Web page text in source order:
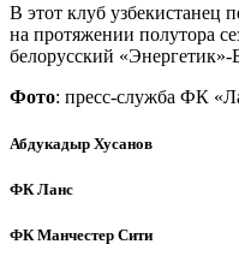
В этот клуб узбекистанец
на протяжении полутора
белорусский «Энергетик»-
Фото: пресс-служба ФК
Абдукадыр Хусанов
ФК Ланс
ФК Манчестер Сити